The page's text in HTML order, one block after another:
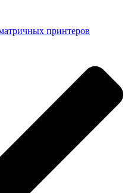
принтеров